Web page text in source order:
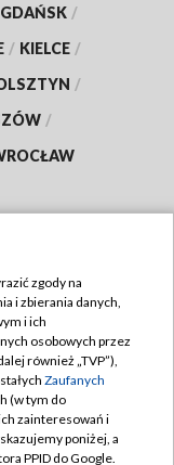
GDAŃSK /
/ KIELCE /
/
/
zgody na
i zbierania danych,
i ich
osobowych przez
również „TVP”),
Zaufanych
(w tym do
zainteresowań i
poniżej, a
PPID do Google.